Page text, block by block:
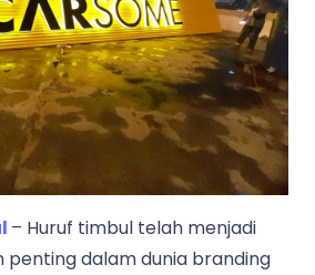
– Huruf timbul telah menjadi
penting dalam dunia branding